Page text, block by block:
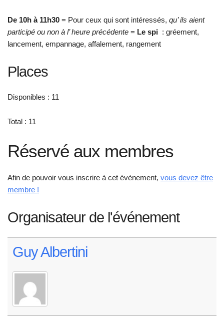
De 10h à 11h30 = Pour ceux qui sont intéressés, qu’ ils aient
participé ou non à l’ heure précédente = Le spi : gréement,
lancement, empannage, affalement, rangement
Places
Disponibles : 11
Total : 11
Réservé aux membres
Afin de pouvoir vous inscrire à cet évènement, vous devez être
membre !
Organisateur de l'événement
Guy Albertini